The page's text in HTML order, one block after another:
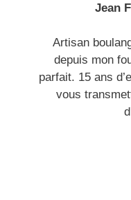
Jean
Artisan
depuis mon
parfait. 15 ans
vous